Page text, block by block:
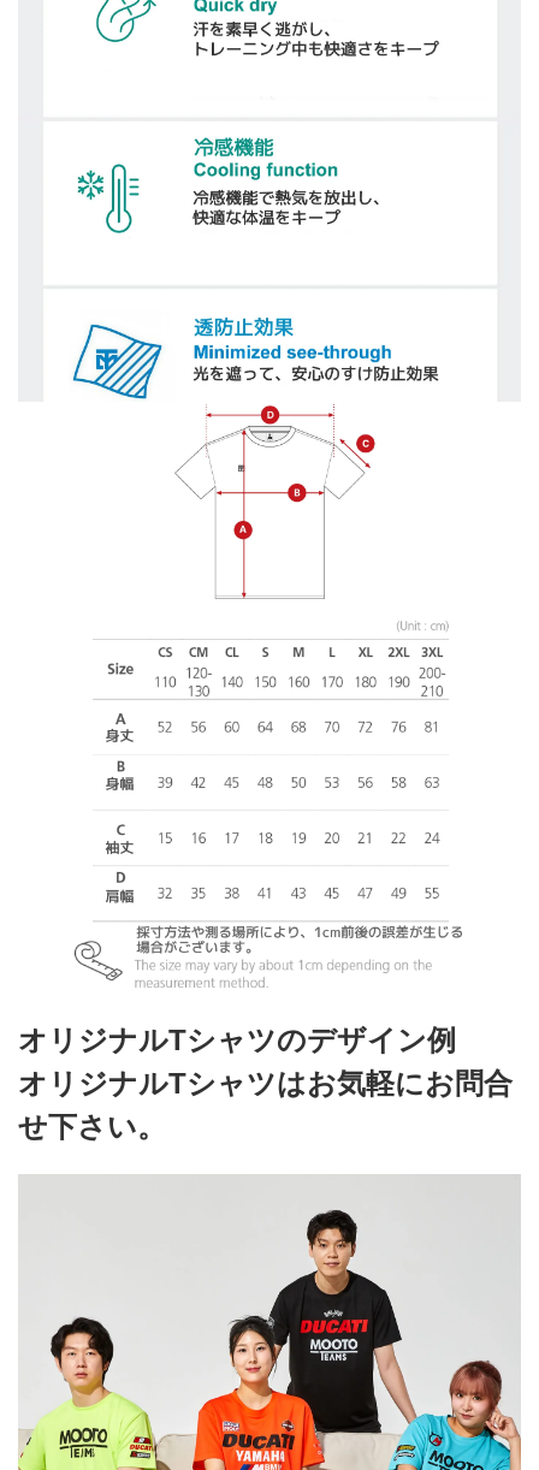
オリジナルTシャツのデザイン例
オリジナルTシャツはお気軽にお問合
せ下さい。